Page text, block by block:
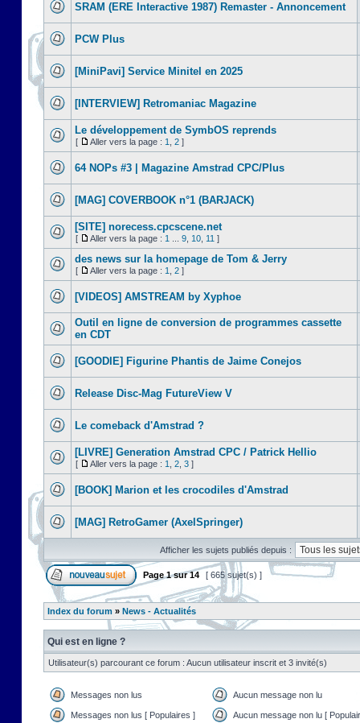
SRAM (ERE Interactive 1987) Remaster - Annoncement
PCW Plus
[MiniPavi] Service Minitel en 2025
[INTERVIEW] Retromaniac Magazine
Le développement de SymbOS reprends
[ Aller vers la page : 1 2 ]
64 NOPs #3 | Magazine Amstrad CPC/Plus
[MAG] COVERBOOK n°1 (BARJACK)
[SITE] norecess.cpcscene.net
[ Aller vers la page : 1 9 10 11 ]
des news sur la homepage de Tom & Jerry
[ Aller vers la page : 1 2 ]
[VIDEOS] AMSTREAM by Xyphoe
Outil en ligne de conversion de programmes cassette
en CDT
[GOODIE] Figurine Phantis de Jaime Conejos
Release Disc-Mag FutureView V
Le comeback d'Amstrad ?
[LIVRE] Generation Amstrad CPC / Patrick Hellio
[ Aller vers la page : 1 2 3 ]
[BOOK] Marion et les crocodiles d'Amstrad
[MAG] RetroGamer (AxelSpringer)
Afficher les sujets publiés depuis :
Page1sur14 [ 665 sujet(s) ]
Index du forum » News - Actualités
Qui est en ligne ?
Utilisateur(s) parcourant ce forum : Aucun utilisateur inscrit et 3 invité(s)
Messages non lus Aucun message non lu
Messages non lus [ Populaires ] Aucun message non lu [